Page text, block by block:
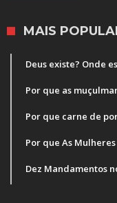
MAIS
Deus existe? Onde
Por que as
Por que carne de
Por que As
Dez Mandamentos